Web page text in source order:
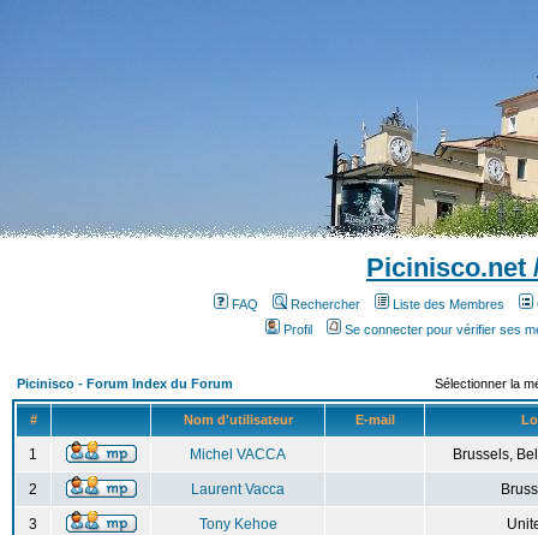
Picinisco.net
FAQ Rechercher Liste des Membres
Profil
Se connecter pour vérifier ses
Picinisco - Forum Index du Forum Sélectionner la
# Nom d'utilisateur E-mail
1 Michel VACCA Brussels,
2 Laurent Vacca
3 Tony Kehoe